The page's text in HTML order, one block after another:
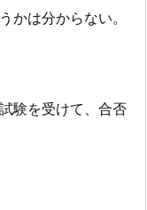
かは分からない。
験を受けて、合否